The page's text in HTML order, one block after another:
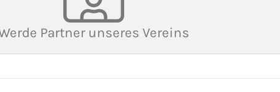
Partner unseres Vereins